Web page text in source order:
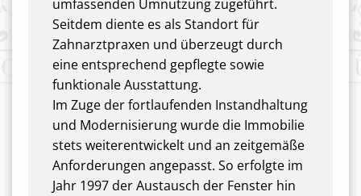
umfassenden Umnutzung zugeführt.
Seitdem diente es als Standort für
Zahnarztpraxen und überzeugt durch
eine entsprechend gepflegte sowie
funktionale Ausstattung.
Im Zuge der fortlaufenden Instandhaltung
und Modernisierung wurde die Immobilie
stets weiterentwickelt und an zeitgemäße
Anforderungen angepasst. So erfolgte im
Jahr 1997 der Austausch der Fenster hin